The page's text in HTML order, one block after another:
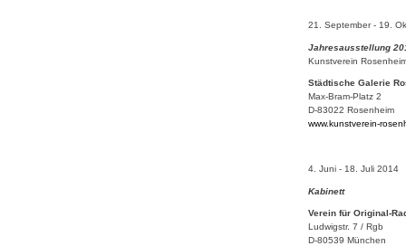
21. September - 19.
Jahresausstellung
Kunstverein
Städtische Galerie
Max-Bram-Platz 2
D-83022 Rosenheim
www.kunstverein-
4. Juni - 18. Juli 2014
Kabinett
Verein für Original-
Ludwigstr. 7 / Rgb
D-80539 München